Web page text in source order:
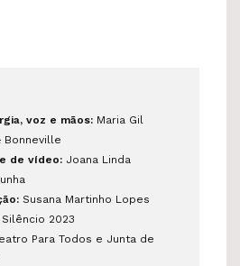
voz e mãos: Maria Gil
Bonneville
de vídeo: Joana Linda
Susana Martinho Lopes
2023
Para Todos e Junta de